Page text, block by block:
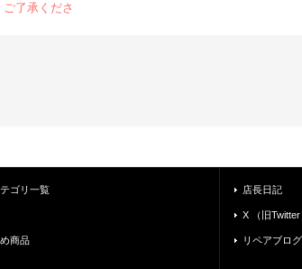
了承くださ
ゴリ一覧
商品
店長日記
X （旧Twitter
リペアブログ